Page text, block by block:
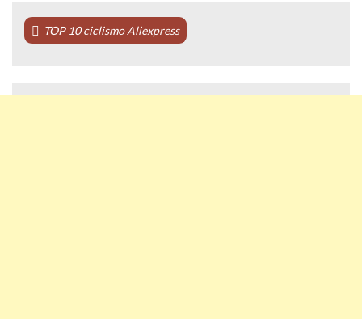
TOP 10 ciclismo Aliexpress